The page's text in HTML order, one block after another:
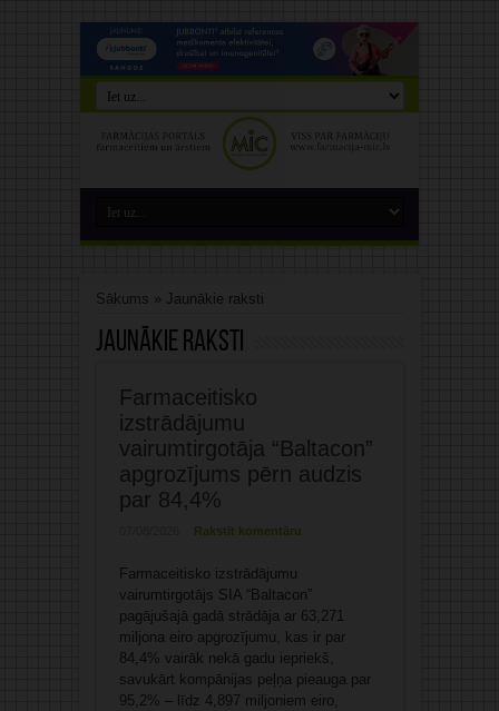
Sākums » Jaunākie raksti
Jaunākie raksti
Farmaceitisko
izstrādājumu
vairumtirgotāja “Baltacon”
apgrozījums pērn audzis
par 84,4%
Rakstīt komentāru
Farmaceitisko izstrādājumu
vairumtirgotājs SIA “Baltacon”
pagājušajā gadā strādāja ar 63,271
miljona eiro apgrozījumu, kas ir par
84,4% vairāk nekā gadu iepriekš,
savukārt kompānijas peļņa pieauga par
95,2% – līdz 4,897 miljoniem eiro,